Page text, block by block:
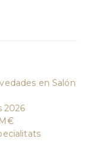
en Salón
2026